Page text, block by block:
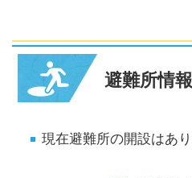
避難所情報
現在避難所の開設はあり